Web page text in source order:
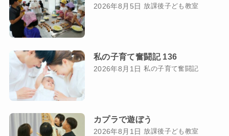
2026年8月5日 放課後子ども教室
私の子育て奮闘記 136
2026年8月1日 私の子育て奮闘記
カプラで遊ぼう
2026年8月1日 放課後子ども教室